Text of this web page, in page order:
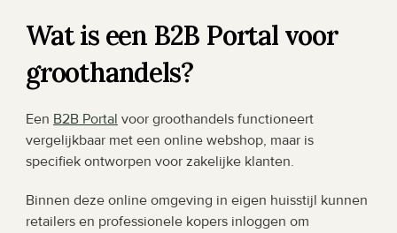
Wat is een B2B Portal voor
groothandels?
Een B2B Portal voor groothandels functioneert
vergelijkbaar met een online webshop, maar is
specifiek ontworpen voor zakelijke klanten.
Binnen deze online omgeving in eigen huisstijl kunnen
retailers en professionele kopers inloggen om